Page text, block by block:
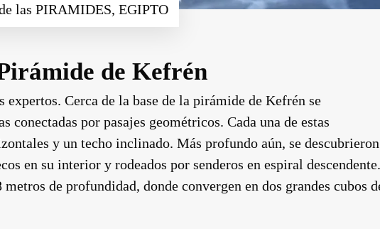
las PIRAMIDES, EGIPTO
de Kefrén
Cerca de la base de la pirámide de Kefrén se
conectadas por pasajes geométricos. Cada una de estas
y un techo inclinado. Más profundo aún, se descubrieron
en su interior y rodeados por senderos en espiral descendente.
de profundidad, donde convergen en dos grandes cubos